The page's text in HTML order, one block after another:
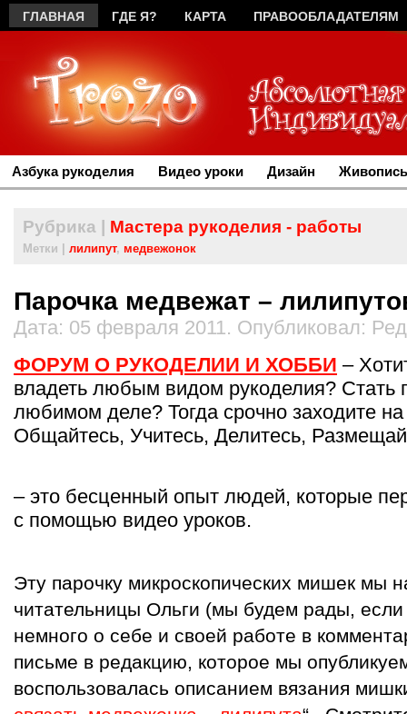
ГЛАВНАЯ ГДЕ Я? КАРТА ПРАВООБЛАДАТЕЛЯМ
Азбука рукоделия Видео уроки Дизайн
Рубрика | Мастера рукоделия - работы
Метки | лилипут, медвежонок
Парочка медвежат –
Дата: 05 февраля 2011. Опубликовал:
ФОРУМ О РУКОДЕЛИИ И ХОББИ –
владеть любым видом рукоделия? Стать
любимом деле? Тогда срочно заходите
Общайтесь, Учитесь, Делитесь,
– это бесценный опыт людей, которые
с помощью видео уроков.
Эту парочку микроскопических мишек мы
читательницы Ольги (мы будем рады,
немного о себе и своей работе в
письме в редакцию, которое мы
воспользовалась описанием вязания